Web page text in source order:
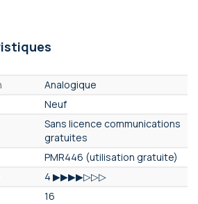
Analogique
Neuf
Sans licence communications
gratuites
PMR446 (utilisation gratuite)
4 ▶▶▶▶▷▷▷
16